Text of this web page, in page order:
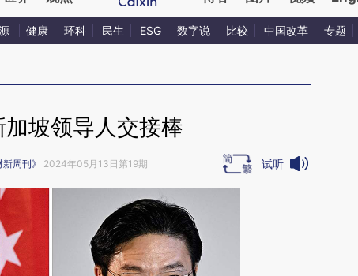
健康 环科 民生 ESG 数字说 比较 中国改革 专题
坡领导人交接棒
新周刊》 2024年05月13日第19期 试听